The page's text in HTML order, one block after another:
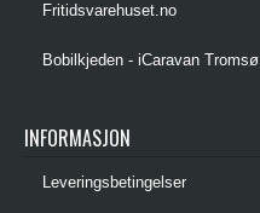
Fritidsvarehuset.no
Bobilkjeden - iCaravan Tromsø
INFORMASJON
Leveringsbetingelser